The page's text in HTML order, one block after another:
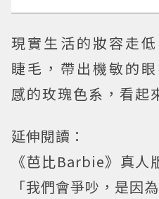
現實生活的妝容走
睫毛，帶出機敏的
感的玫瑰色系，看起
延伸閱讀：
《芭比Barbie》真人
「我們會爭吵，是因